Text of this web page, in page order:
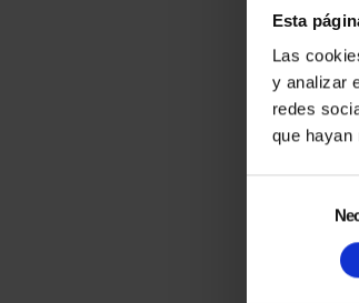
Esta
Las
y analizar
redes
que hayan
consentimiento
BY
150